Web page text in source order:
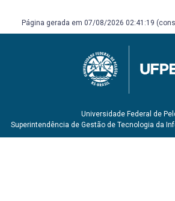
Página gerada em 07/08/2026 02:41:19
Universidade Federal de
Superintendência de Gestão de Tecnologia da